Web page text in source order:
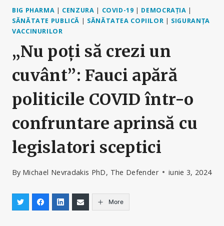
BIG PHARMA | CENZURA | COVID-19 | DEMOCRAȚIA |
SĂNĂTATE PUBLICĂ | SĂNĂTATEA COPIILOR | SIGURANȚA
VACCINURILOR
„Nu poți să crezi un
cuvânt”: Fauci apără
politicile COVID într-o
confruntare aprinsă cu
legislatori sceptici
By Michael Nevradakis PhD, The Defender iunie 3, 2024
More